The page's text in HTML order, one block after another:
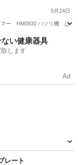
5月24日
マー HM0830 ハツリ機 は
証
ない健康器具
します
Ad
ート